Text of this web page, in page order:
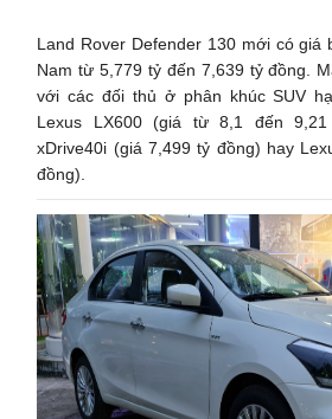
Land Rover Defender 130 mới có giá
Nam từ 5,779 tỷ đến 7,639 tỷ đồng.
với các đối thủ ở phân khúc SUV
Lexus LX600 (giá từ 8,1 đến
xDrive40i (giá 7,499 tỷ đồng) hay
đồng).